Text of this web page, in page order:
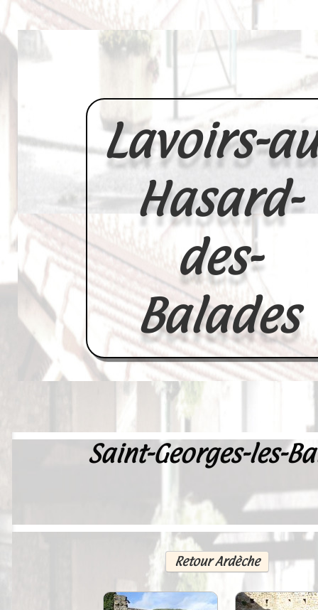
Lavoirs-
Hasard-
des-
Balades
Accueil
Videos--Lavoirs
Un Peu d'Histoire
Outils-des-Lavandières
Saint-Georges-les-
Retour Ardèche